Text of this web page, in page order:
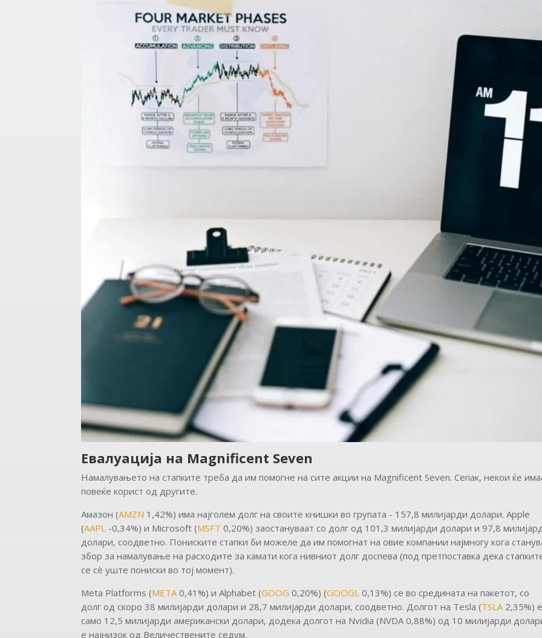
Евалуација на Magnificent Seven
Намалувањето на стапките треба да им помогне на сите акции на Magnificent Seven. Сепак, некои ќе
повеќе корист од другите.
Амазон (AMZN 1,42%) има најголем долг на своите книшки во групата - 157,8 милијарди долари. Apple
(AAPL -0,34%) и Microsoft (MSFT0,20%) заостануваат со долг од 101,3 милијарди долари и 97,8
долари, соодветно. Пониските стапки би можеле да им помогнат на овие компании најмногу кога
збор за намалување на расходите за камати кога нивниот долг доспева (под претпоставка дека
се сè уште пониски во тој момент).
Meta Platforms (META0,41%) и Alphabet (GOOG0,20%) (GOOGL0,13%) се во средината на пакетот, со
долг од скоро 38 милијарди долари и 28,7 милијарди долари, соодветно. Долгот на Tesla (TSLA 2,35%)
само 12,5 милијарди американски долари, додека долгот на Nvidia (NVDA 0,88%) од 10 милијарди
е најнизок од Величествените седум.